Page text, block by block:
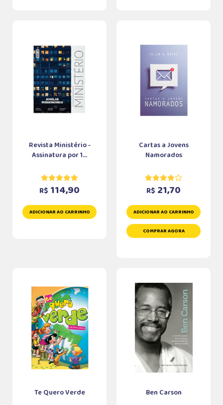
Revista Ministério -
Assinatura por 1...
R$ 114,90
ADICIONAR AO CARRINHO
Cartas a Jovens
Namorados
R$ 21,70
ADICIONAR AO CARRINHO
COMPRAR AGORA
Te Quero Verde Ben Carson